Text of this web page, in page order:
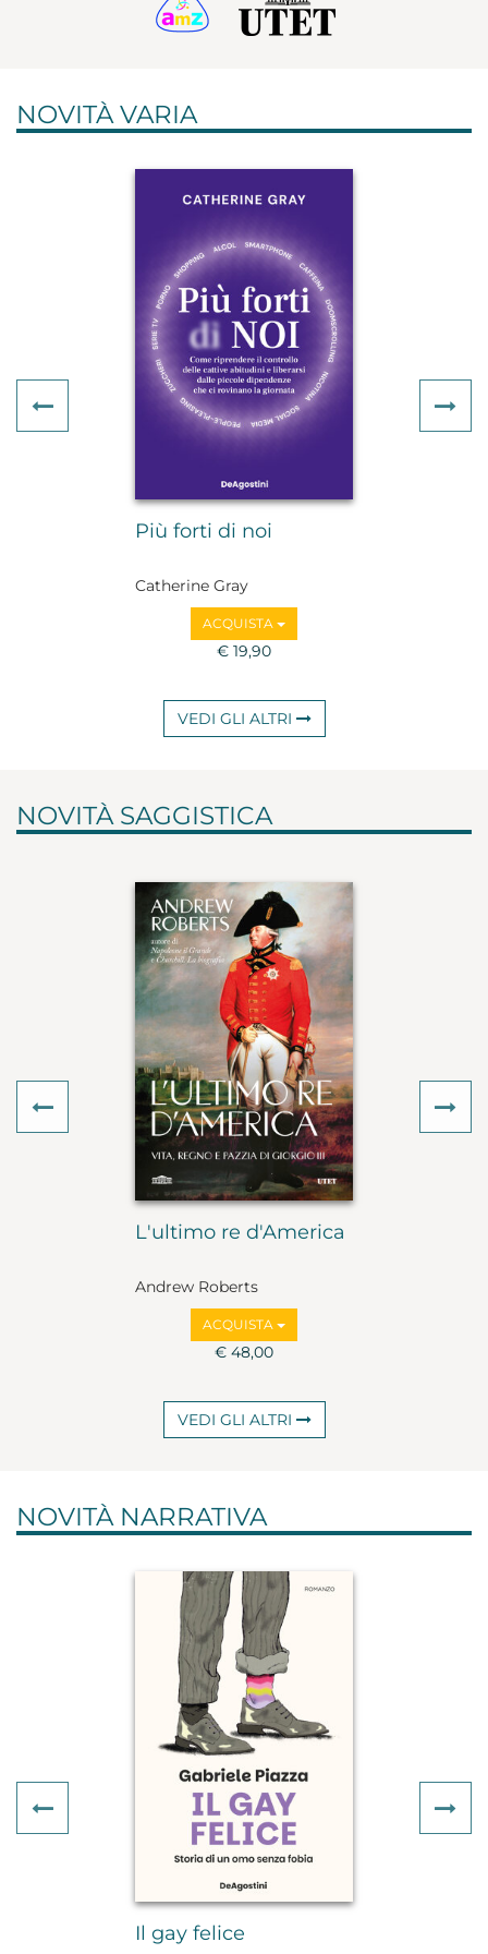
NOVITÀ VARIA
Più forti di noi
Catherine Gray
ACQUISTA
€ 19,90
Previous
VEDI GLI ALTRI
NOVITÀ SAGGISTICA
L'ultimo re d'America
Andrew Roberts
ACQUISTA
€ 48,00
Previous
VEDI GLI ALTRI
NOVITÀ NARRATIVA
Il gay felice
Previous